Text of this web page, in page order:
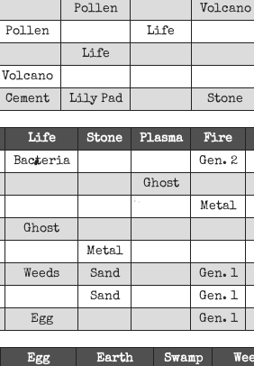
Pollen
Volcano
Pollen
Life
Life
Volcano
Cement Lily Pad Stone
Life Stone Plasma
Fire
Bacteria Gen. 2
Ghost
Metal
Ghost
Metal
Weeds Sand
Gen. 1
Sand Gen. 1
Egg Gen. 1
Egg Earth Swamp